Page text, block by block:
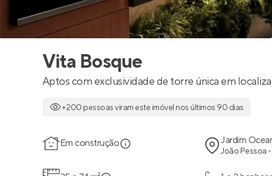
Vita Bosque
Aptos com exclusividade de torre única em
+200 pessoas viram este imóvel nos últimos 90 dias
Em construção Jardim
João Pessoa